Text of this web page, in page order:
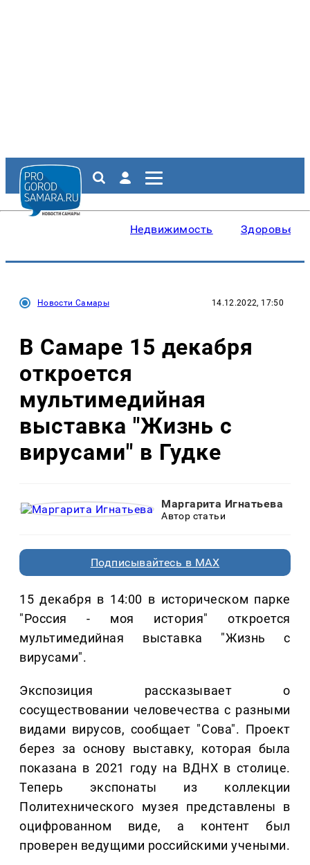
Недвижимость Здоровье
Новости Самары 14.12.2022, 17:50
В Самаре 15 декабря
откроется
мультимедийная
выставка "Жизнь с
вирусами" в Гудке
Маргарита Игнатьева
Автор статьи
Подписывайтесь в MAX
15 декабря в 14:00 в историческом парке
"Россия - моя история" откроется
мультимедийная выставка "Жизнь с
вирусами".
Экспозиция рассказывает о
сосуществовании человечества с разными
видами вирусов, сообщает "Сова". Проект
берез за основу выставку, которая была
показана в 2021 году на ВДНХ в столице.
Теперь экспонаты из коллекции
Политехнического музея представлены в
оцифрованном виде, а контент был
проверен ведущими российскими учеными.